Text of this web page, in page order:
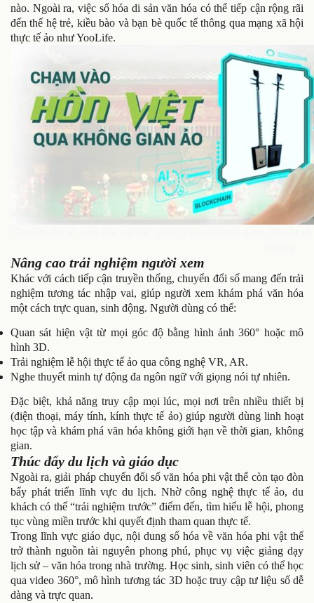
nào. Ngoài ra, việc số hóa di sản văn hóa có thể tiếp cận rộng rãi
đến thế hệ trẻ, kiều bào và bạn bè quốc tế thông qua mạng xã hội
thực tế ảo như YooLife.
Nâng cao trải nghiệm người xem
Khác với cách tiếp cận truyền thống, chuyển đổi số mang đến trải
nghiệm tương tác nhập vai, giúp người xem khám phá văn hóa
một cách trực quan, sinh động. Người dùng có thể:
Quan sát hiện vật từ mọi góc độ bằng hình ảnh 360° hoặc mô
hình 3D.
Trải nghiệm lễ hội thực tế ảo qua công nghệ VR, AR.
Nghe thuyết minh tự động đa ngôn ngữ với giọng nói tự nhiên.
Đặc biệt, khả năng truy cập mọi lúc, mọi nơi trên nhiều thiết bị
(điện thoại, máy tính, kính thực tế ảo) giúp người dùng linh hoạt
học tập và khám phá văn hóa không giới hạn về thời gian, không
gian.
Thúc đẩy du lịch và giáo dục
Ngoài ra, giải pháp chuyển đổi số văn hóa phi vật thể còn tạo đòn
bẩy phát triển lĩnh vực du lịch. Nhờ công nghệ thực tế ảo, du
khách có thể “trải nghiệm trước” điểm đến, tìm hiểu lễ hội, phong
tục vùng miền trước khi quyết định tham quan thực tế.
Trong lĩnh vực giáo dục, nội dung số hóa về văn hóa phi vật thể
trở thành nguồn tài nguyên phong phú, phục vụ việc giảng dạy
lịch sử – văn hóa trong nhà trường. Học sinh, sinh viên có thể học
qua video 360°, mô hình tương tác 3D hoặc truy cập tư liệu số dễ
dàng và trực quan.